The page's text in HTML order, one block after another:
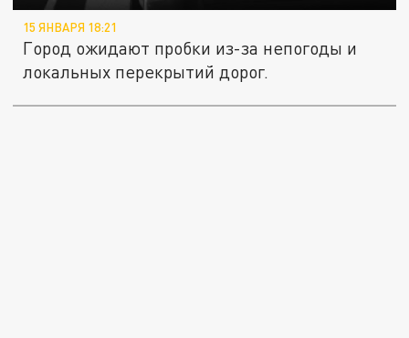
15 ЯНВАРЯ 18:21
Город ожидают пробки из-за непогоды и
локальных перекрытий дорог.